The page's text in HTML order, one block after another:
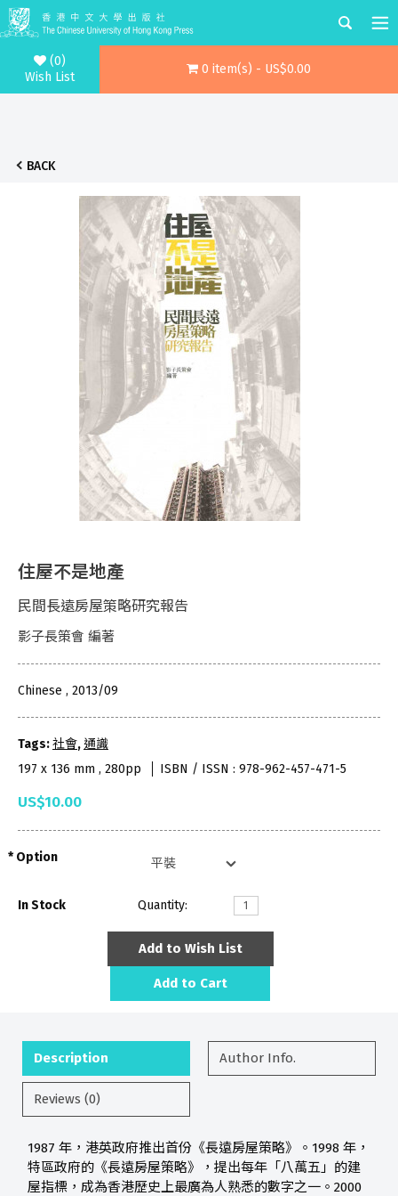
(0)
Wish List
0 item(s) - US$0.00
BACK
住屋不是地產
民間長遠房屋策略研究報告
影子長策會 編著
Chinese , 2013/09
Tags:社會,通識
197 x 136 mm , 280pp
ISBN / ISSN : 978-962-457-471-5
US$10.00
Option
In Stock Quantity:
Add to Wish List
Add to Cart
Description Author Info.
Reviews (0)
1987 年，港英政府推出首份《長遠房屋策略》。1998 年，
特區政府的《長遠房屋策略》，提出每年「八萬五」的建
屋指標，成為香港歷史上最廣為人熟悉的數字之一。2000